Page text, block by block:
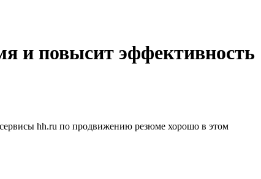
и повысит эффективность
hh.ru по продвижению резюме хорошо в этом